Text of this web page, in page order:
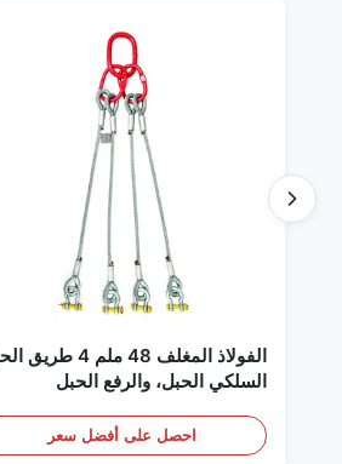
الفولاذ المغلف 48 ملم 4 طريق الحبل
السلكي الحبل، والرفع الحبل
احصل على أفضل سعر